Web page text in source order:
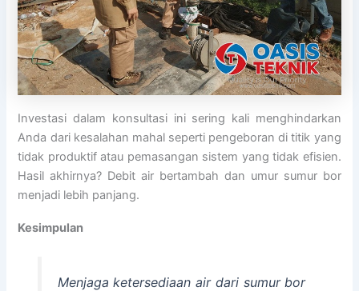
Investasi dalam konsultasi ini sering kali menghindarkan
Anda dari kesalahan mahal seperti pengeboran di titik yang
tidak produktif atau pemasangan sistem yang tidak efisien.
Hasil akhirnya? Debit air bertambah dan umur sumur bor
menjadi lebih panjang.
Kesimpulan
Menjaga ketersediaan air dari sumur bor